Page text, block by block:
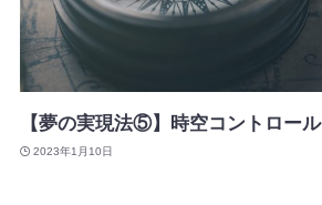
【夢の実現法⑤】時空コントロール
2023年1月10日